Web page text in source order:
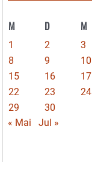
M D M
1 2 3
8
9 10
15
16 17
22
23 24
29
30
« Mai
Jul »